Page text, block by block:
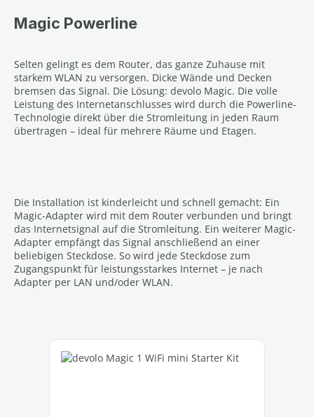
Magic Powerline
Selten gelingt es dem Router, das ganze Zuhause mit
starkem WLAN zu versorgen. Dicke Wände und Decken
bremsen das Signal. Die Lösung: devolo Magic. Die volle
Leistung des Internetanschlusses wird durch die Powerline-
Technologie direkt über die Stromleitung in jeden Raum
übertragen – ideal für mehrere Räume und Etagen.
Die Installation ist kinderleicht und schnell gemacht: Ein
Magic-Adapter wird mit dem Router verbunden und bringt
das Internetsignal auf die Stromleitung. Ein weiterer Magic-
Adapter empfängt das Signal anschließend an einer
beliebigen Steckdose. So wird jede Steckdose zum
Zugangspunkt für leistungsstarkes Internet – je nach
Adapter per LAN und/oder WLAN.
Produktgalerie überspringen